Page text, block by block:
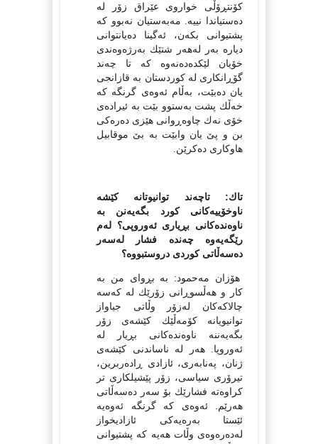
كۆنتڕۆڵی خواروی عێراق زۆر له‌
ده‌ستیاندا نییه‌. مه‌به‌ستیان نه‌بوو كه‌
پشتیوانی بكه‌ن، ئه‌گینا ده‌یانتوانی
دیاره‌ به‌ر له‌هه‌ر شتێك به‌رژه‌وه‌ندی
خۆیان لێكده‌ده‌نه‌وه‌ كه‌ تا چه‌ند
گۆڕانكاری له‌ كوردستان به‌ قازانجی
یان ده‌بێت، به‌ڵام ئه‌وه‌ی گرنگه‌ كه‌
خه‌ڵك پشت به‌ستوو بێت به‌ ئیراده‌ی
خۆی نه‌ك چاوه‌ڕوانی هێزی ده‌ره‌كی
بن و پێ یان وابێت به‌ بێ موقابیل
هاوكاری ده‌كرێن.
تاك: تاچه‌ند توانیوتانه‌ كێشه‌
ناوخۆییه‌كانی كورد بگه‌یه‌نن به‌
ناوه‌نده‌كانی بڕیاری ئه‌وروپی؟ له‌م
رێگه‌یه‌وه‌ چه‌نده‌ فشار له‌سه‌ر
ده‌سه‌ڵاتی كوردی دروستبووه‌؟
هۆزان مه‌حمود: به‌ بڕوای من به‌
كار و هه‌ڵسوڕانی زۆرێك له‌ كه‌سه‌
چالاكه‌كان له‌زۆر وڵاتی جیاواز
توانیویانه‌ كۆمه‌ڵێك كێشه‌ی زۆر
بگه‌یه‌ننه‌ ناوه‌نده‌كانی بڕیار له‌
ئه‌وروپا. هه‌ر له‌ ناساندنی كێشه‌ی
ژنان، په‌نابه‌ری، ئازادی ڕاده‌ربرین،
تیرۆری سیاسی، زۆر پێشیلكاری تر
كراوه‌ته‌ فشارێك بۆ سه‌ر ده‌سه‌ڵاتی
هه‌رێم. ئه‌وه‌ی كه‌ گرنگه‌ ئه‌وه‌یه‌
ئێستا به‌ره‌یه‌كی ئازادیخواز
له‌ده‌ره‌وه‌ی وڵات هه‌یه‌ كه‌ پشتیوانی